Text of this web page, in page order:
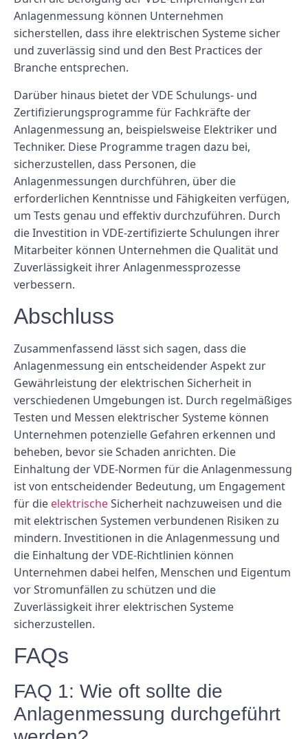
Anlagenmessung können Unternehmen
sicherstellen, dass ihre elektrischen Systeme sicher
und zuverlässig sind und den Best Practices der
Branche entsprechen.
Darüber hinaus bietet der VDE Schulungs- und
Zertifizierungsprogramme für Fachkräfte der
Anlagenmessung an, beispielsweise Elektriker und
Techniker. Diese Programme tragen dazu bei,
sicherzustellen, dass Personen, die
Anlagenmessungen durchführen, über die
erforderlichen Kenntnisse und Fähigkeiten verfügen,
um Tests genau und effektiv durchzuführen. Durch
die Investition in VDE-zertifizierte Schulungen ihrer
Mitarbeiter können Unternehmen die Qualität und
Zuverlässigkeit ihrer Anlagenmessprozesse
verbessern.
Abschluss
Zusammenfassend lässt sich sagen, dass die
Anlagenmessung ein entscheidender Aspekt zur
Gewährleistung der elektrischen Sicherheit in
verschiedenen Umgebungen ist. Durch regelmäßiges
Testen und Messen elektrischer Systeme können
Unternehmen potenzielle Gefahren erkennen und
beheben, bevor sie Schaden anrichten. Die
Einhaltung der VDE-Normen für die Anlagenmessung
ist von entscheidender Bedeutung, um Engagement
für die elektrischeSicherheit nachzuweisen und die
mit elektrischen Systemen verbundenen Risiken zu
mindern. Investitionen in die Anlagenmessung und
die Einhaltung der VDE-Richtlinien können
Unternehmen dabei helfen, Menschen und Eigentum
vor Stromunfällen zu schützen und die
Zuverlässigkeit ihrer elektrischen Systeme
sicherzustellen.
FAQs
FAQ 1: Wie oft sollte die
Anlagenmessung durchgeführt